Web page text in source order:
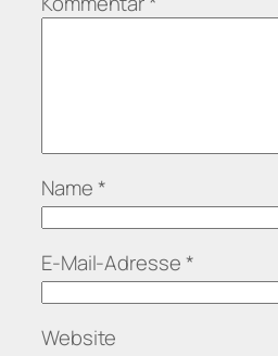
Name *
E-Mail-Adresse *
Website